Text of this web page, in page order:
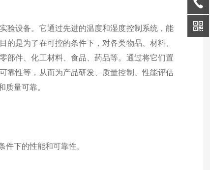
验设备。它通过先进的温度和湿度控制系统，能
是为了在可控的条件下，对各类物品、材料、
部件、化工材料、食品、药品等。通过将它们置
靠性等，从而为产品研发、质量控制、性能评估
质量可靠。
下的性能和可靠性。